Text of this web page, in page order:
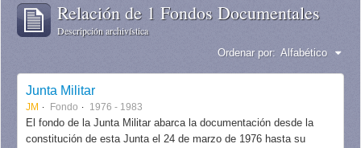
Relación de 1 Fondos Documentales
Descripción archivística
Ordenar por: Alfabético
Junta Militar
JM Fondo 1976 - 1983
El fondo de la Junta Militar abarca la documentación desde la
constitución de esta Junta el 24 de marzo de 1976 hasta su